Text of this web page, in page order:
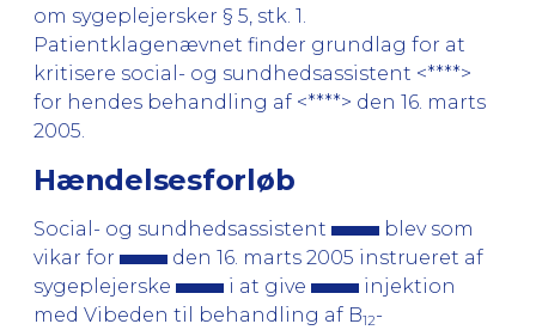
om sygeplejersker § 5, stk. 1.
Patientklagenævnet finder grundlag for at
kritisere social- og sundhedsassistent <****>
for hendes behandling af <****> den 16. marts
2005.
Hændelsesforløb
Social- og sundhedsassistent
blev som
vikar for
den 16. marts 2005 instrueret af
sygeplejerske
i at give
injektion
med Vibeden til behandling af B12-